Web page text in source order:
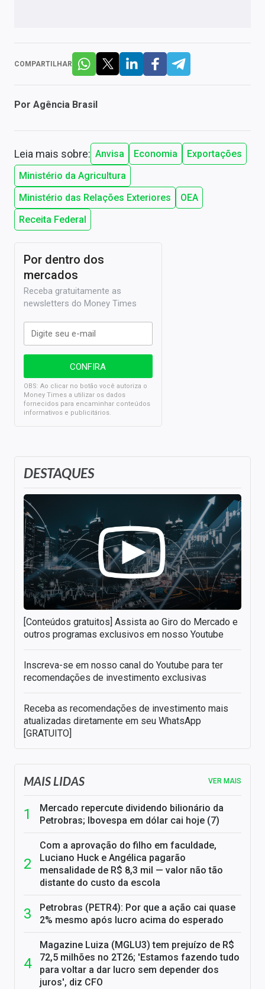
COMPARTILHAR
Por Agência Brasil
Leia mais sobre: Anvisa Economia
Exportações
Ministério da Agricultura
Ministério das Relações Exteriores
OEA
Receita Federal
DESTAQUES
[Conteúdos gratuitos] Assista ao Giro do Mercado e
outros programas exclusivos em nosso Youtube
Inscreva-se em nosso canal do Youtube para ter
recomendações de investimento exclusivas
Receba as recomendações de investimento mais
atualizadas diretamente em seu WhatsApp
[GRATUITO]
Por dentro dos
mercados
Receba gratuitamente as
newsletters do Money Times
OBS: Ao clicar no botão você autoriza o
Money Times a utilizar os dados
fornecidos para encaminhar conteúdos
informativos e publicitários.
MAIS LIDAS VER MAIS
Mercado repercute dividendo bilionário da
Petrobras; Ibovespa em dólar cai hoje (7)
Com a aprovação do filho em faculdade,
Luciano Huck e Angélica pagarão
mensalidade de R$ 8,3 mil — valor não tão
distante do custo da escola
Petrobras (PETR4): Por que a ação cai quase
2% mesmo após lucro acima do esperado
Magazine Luiza (MGLU3) tem prejuízo de R$
72,5 milhões no 2T26; 'Estamos fazendo tudo
para voltar a dar lucro sem depender dos
juros', diz CFO